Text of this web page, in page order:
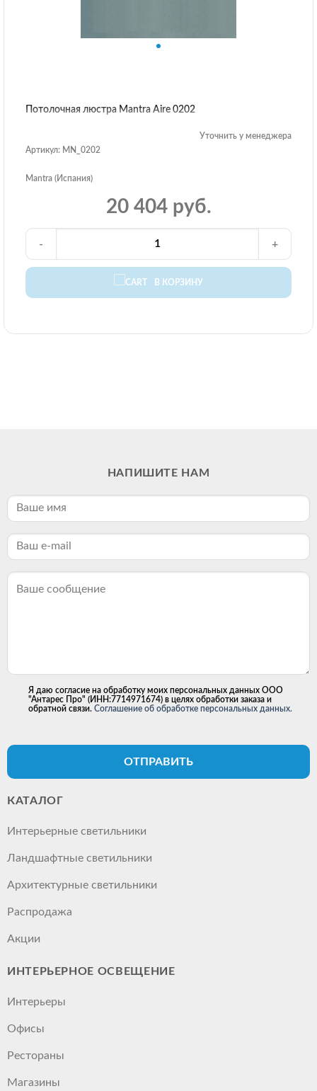
Потолочная люстра Mantra Aire 0202
Уточнить у менеджера
Артикул: MN_0202
Mantra (Испания)
20 404 руб.
В КОРЗИНУ
- +
НАПИШИТЕ НАМ
Я даю согласие на обработку моих персональных данных ООО
"Антарес Про" (ИНН:7714971674) в целях обработки заказа и
обратной связи. Соглашение об обработке персональных данных.
ОТПРАВИТЬ
КАТАЛОГ
Интерьерные светильники
Ландшафтные светильники
Архитектурные светильники
Распродажа
Акции
ИНТЕРЬЕРНОЕ ОСВЕЩЕНИЕ
Интерьеры
Офисы
Рестораны
Магазины